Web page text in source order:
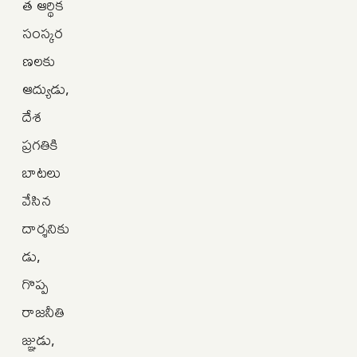
సంస్కర
ణలకు
ఆద్యుడు,
దేశ
ప్రగతికి
బాటలు
వేసిన
దార్శనికు
డు,
గొప్ప
రాజనీతి
జ్ఞుడు,